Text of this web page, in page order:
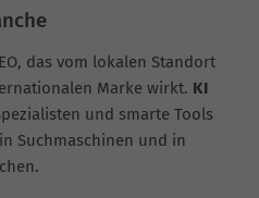
das vom lokalen Standort
Marke wirkt. KI
und smarte Tools
Suchmaschinen und in